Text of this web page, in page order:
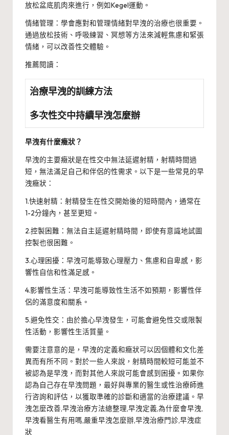
放松盆底肌肉來進行，例如Kegel運動。
情緒管理：學會應對和管理情緒對早洩的治療也很重要。
通過放松技術、呼吸練習、冥想等方法來減輕焦慮和緊張
情緒，可以改善性交體驗。
推薦閱讀：
治療早洩的訓練方法
多次性交中持續早洩怎麼辦
早洩有什麼癥狀？
早洩的主要癥狀是在性交中無法延遲射精，射精時間過
短，無法滿足自己和伴侶的性需求。以下是一些常見的早
洩癥狀：
1.快速射精：射精發生在性交開始後的短時間內，通常在
1-2分鐘內，甚至更短。
2.控製困難：無法自主延遲射精時間，即使有意識地試圖
控製也很困難。
3.心理困擾：早洩可能導致心理壓力、焦慮和自卑感，影
響性自信和性滿足感。
4.影響性生活：早洩可能導致性生活不如預期，影響性伴
侶的滿意度和關系。
5.避免性交：由於擔心早洩發生，可能會避免性交或限製
性活動，影響性生活質量。
需要注意意的是，早洩的定義和癥狀可以因個體和文化差
異而有所不同。對於一些人來說，射精時間較短可能並不
被認為是早洩，而對其他人來說可能會感到困擾。如果你
認為自己存在早洩問題，最好與專業的醫生或性治療師進
行咨詢和評估，以獲取準確的診斷和適當的治療建議。早
洩怎麼改善,早洩治療方法總整理,早洩定義,為什麼會早洩,
早洩看醫生有用嗎,嚴重早洩怎麼辦,早洩治療門診,早洩症
狀